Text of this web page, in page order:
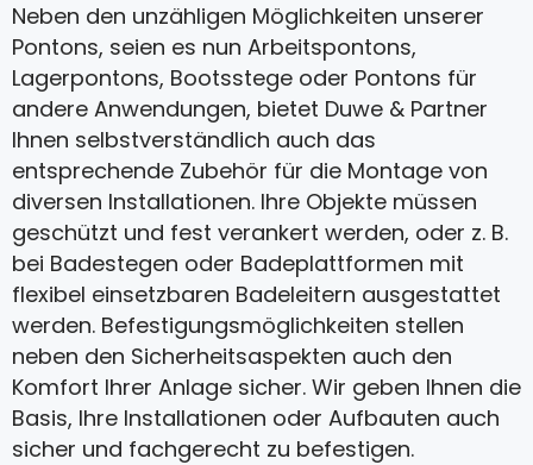
Neben den unzähligen Möglichkeiten unserer
Pontons, seien es nun Arbeitspontons,
Lagerpontons, Bootsstege oder Pontons für
andere Anwendungen, bietet Duwe & Partner
Ihnen selbstverständlich auch das
entsprechende Zubehör für die Montage von
diversen Installationen. Ihre Objekte müssen
geschützt und fest verankert werden, oder z. B.
bei Badestegen oder Badeplattformen mit
flexibel einsetzbaren Badeleitern ausgestattet
werden. Befestigungsmöglichkeiten stellen
neben den Sicherheitsaspekten auch den
Komfort Ihrer Anlage sicher. Wir geben Ihnen die
Basis, Ihre Installationen oder Aufbauten auch
sicher und fachgerecht zu befestigen.